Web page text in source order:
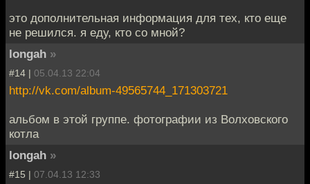
это дополнительная информация для тех, кто еще
не решился. я еду, кто со мной?
longah »
#14 | 05.04.13 22:04
http://vk.com/album-49565744_171303721
альбом в этой группе. фотографии из Волховского
котла
longah »
#15 | 07.04.13 12:33